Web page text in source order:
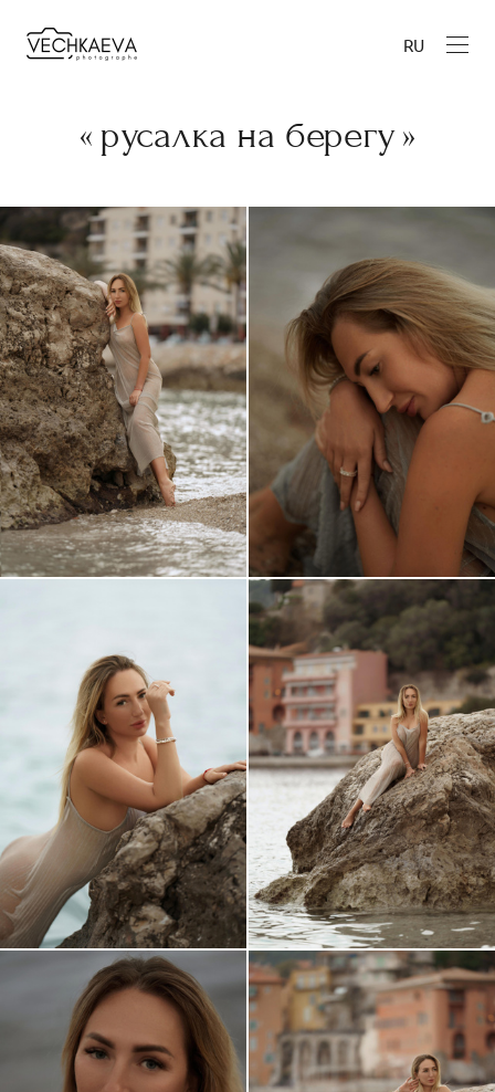
RU
« русалка на берегу »